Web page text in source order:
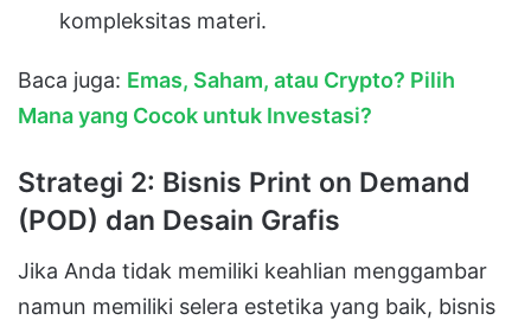
kompleksitas materi.
Baca juga: Emas, Saham, atau Crypto? Pilih
Mana yang Cocok untuk Investasi?
Strategi 2: Bisnis Print on Demand
(POD) dan Desain Grafis
Jika Anda tidak memiliki keahlian menggambar
namun memiliki selera estetika yang baik, bisnis